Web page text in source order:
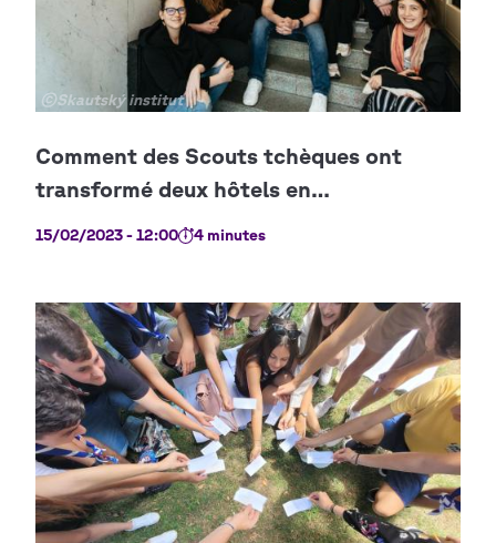
Copyright
©Skautský institut
15/02/2023 - 12:00 4 minutes